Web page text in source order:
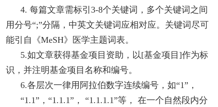
4. 每篇文章需标引3-8个关键词，多个关键词之间
用分号“;”分隔，中英文关键词应相对应。关键词尽可
能引自《MeSH》医学主题词表。
5.如文章获得基金项目资助，以[基金项目]作为标
识，并注明基金项目名称和编号。
6.各层次一律用阿拉伯数字连续编号，如“1”，
“1.1”，“1.1.1”， “1.1.1.1”等， 在一个自然段内分